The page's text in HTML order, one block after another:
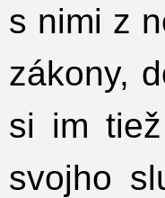
s nimi z
zákony,
si im
svojho